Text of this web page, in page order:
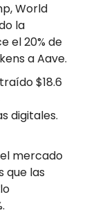
World
la
el 20% de
a Aave.
$18.6
digitales.
mercado
que las